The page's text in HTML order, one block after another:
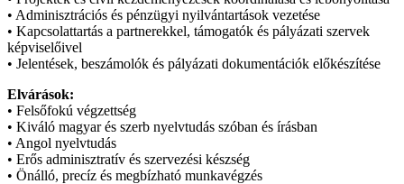
• Adminisztrációs és pénzügyi nyilvántartások vezetése
• Kapcsolattartás a partnerekkel, támogatók és pályázati szervek
képviselőivel
• Jelentések, beszámolók és pályázati dokumentációk előkészítése
Elvárások:
• Felsőfokú végzettség
• Kiváló magyar és szerb nyelvtudás szóban és írásban
• Angol nyelvtudás
• Erős adminisztratív és szervezési készség
• Önálló, precíz és megbízható munkavégzés